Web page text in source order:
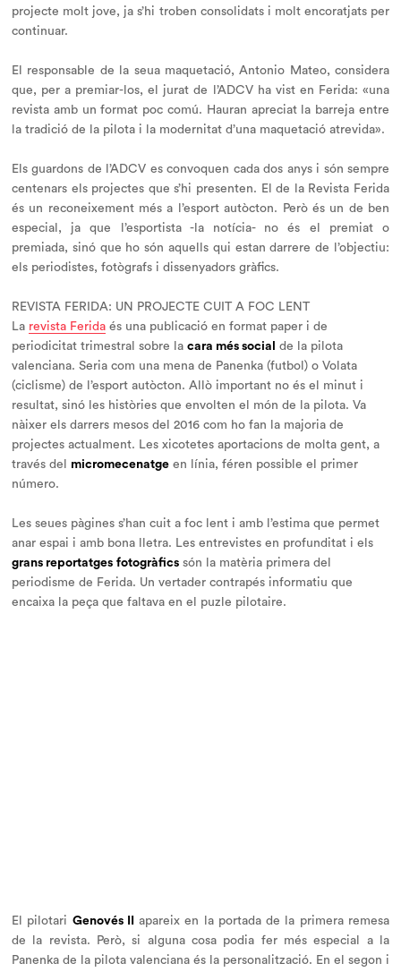
projecte molt jove, ja s’hi troben consolidats i molt encoratjats per
continuar.
El responsable de la seua maquetació, Antonio Mateo, considera
que, per a premiar-los, el jurat de l’ADCV ha vist en Ferida: «una
revista amb un format poc comú. Hauran apreciat la barreja entre
la tradició de la pilota i la modernitat d’una maquetació atrevida».
Els guardons de l’ADCV es convoquen cada dos anys i són sempre
centenars els projectes que s’hi presenten. El de la Revista Ferida
és un reconeixement més a l’esport autòcton. Però és un de ben
especial, ja que l’esportista -la notícia- no és el premiat o
premiada, sinó que ho són aquells qui estan darrere de l’objectiu:
els periodistes, fotògrafs i dissenyadors gràfics.
REVISTA FERIDA: UN PROJECTE CUIT A FOC LENT
La revista Ferida és una publicació en format paper i de
periodicitat trimestral sobre la cara més social
de la pilota
valenciana. Seria com una mena de Panenka (futbol) o Volata
(ciclisme) de l’esport autòcton. Allò important no és el minut i
resultat, sinó les històries que envolten el món de la pilota. Va
nàixer els darrers mesos del 2016 com ho fan la majoria de
projectes actualment. Les xicotetes aportacions de molta gent, a
través del micromecenatge en línia, féren possible el primer
número.
Les seues pàgines s’han cuit a foc lent i amb l’estima que permet
anar espai i amb bona lletra. Les entrevistes en profunditat i els
grans reportatges fotogràfics són la matèria primera del
periodisme de Ferida. Un vertader contrapés informatiu que
encaixa la peça que faltava en el puzle pilotaire.
El pilotari Genovés II
apareix en la portada de la primera remesa
de la revista. Però, si alguna cosa podia fer més especial a la
Panenka de la pilota valenciana és la personalització. En el segon i